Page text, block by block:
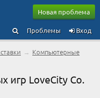
Новая проблема
Вход
Проблемы
→ Компьютерные
игр LoveCity Co.